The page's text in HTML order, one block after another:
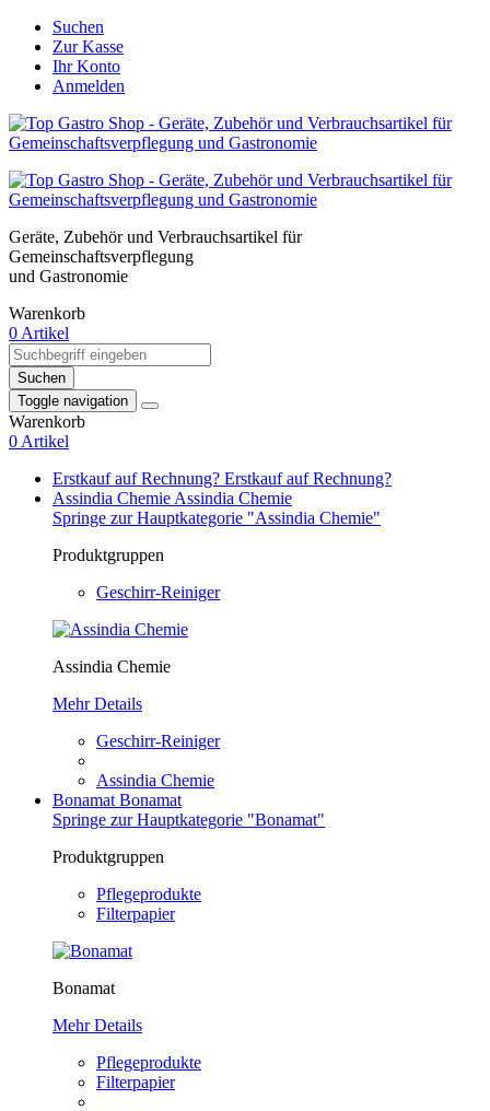
Suchen
Zur Kasse
Ihr Konto
Anmelden
Geräte, Zubehör und Verbrauchsartikel für
Gemeinschaftsverpflegung
und Gastronomie
Warenkorb
0 Artikel
Suchen
Toggle navigation
Warenkorb
0 Artikel
Erstkauf auf Rechnung? Erstkauf auf Rechnung?
Assindia Chemie Assindia Chemie
Springe zur Hauptkategorie "Assindia Chemie"
Produktgruppen
Geschirr-Reiniger
Assindia Chemie
Mehr Details
Geschirr-Reiniger
Assindia Chemie
Bonamat Bonamat
Springe zur Hauptkategorie "Bonamat"
Produktgruppen
Pflegeprodukte
Filterpapier
Bonamat
Mehr Details
Pflegeprodukte
Filterpapier